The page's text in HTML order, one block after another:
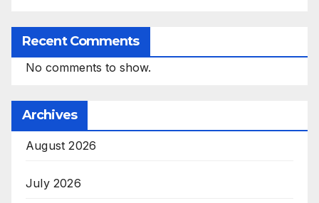
Recent Comments
No comments to show.
Archives
August 2026
July 2026